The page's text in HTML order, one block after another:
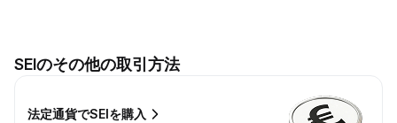
SEIのその他の取引方法
法定通貨でSEIを購入